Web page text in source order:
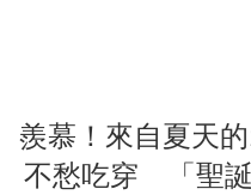
羨慕！來自夏天
不愁吃穿 「聖